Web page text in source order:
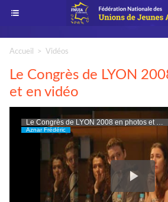
Accueil > Vidéos
Le Congrès de LYON
et en vidéo